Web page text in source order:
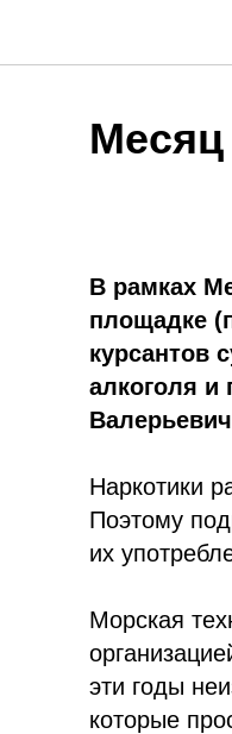
В рамках
площадке
курсантов
алкоголя и
Наркотики
Поэтому
их
Морская
эти годы
которые